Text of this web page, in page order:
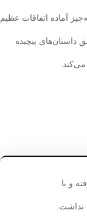
اتفاقات عظیم
پیچیده